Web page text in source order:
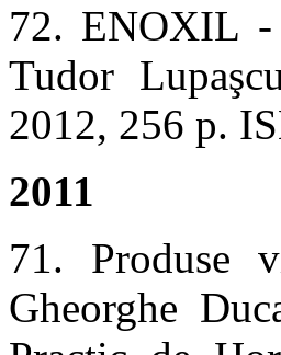
72. ENOXIL -
Tudor
2012, 256 p.
2011
71. Produse
Gheorghe